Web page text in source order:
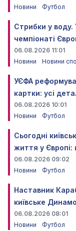
Новини
Футбол
Стрибки у воду.
чемпіонаті
06.08.2026 11:01
Новини
Новини
УЄФА
картки: усі
06.08.2026 10:01
Новини
Футбол
Сьогодні
життя у Європі:
06.08.2026 09:02
Новини
Футбол
Наставник
київське
06.08.2026 08:01
Новини
Футбол